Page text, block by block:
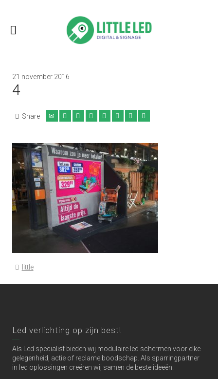
21 november 2016
4
Share
little
Led verlichting op zijn best!
Als Led specialist bieden wij modulaire led schermen voor elke
gelegenheid, actie of reclame boodschap. Als sparringpartner
in led oplossingen creëren wij samen de beste ideeën.